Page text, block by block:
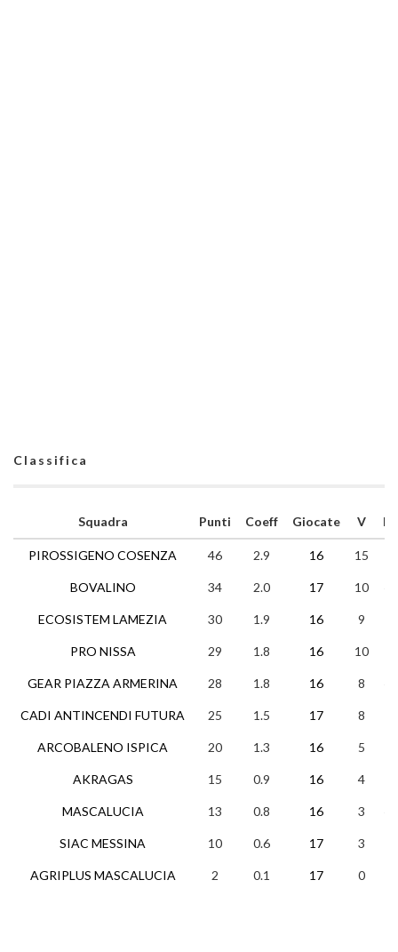
Classifica
Squadra
PIROSSIGENO COSENZA
BOVALINO
ECOSISTEM LAMEZIA
PRO NISSA
GEAR PIAZZA ARMERINA
CADI ANTINCENDI FUTURA
ARCOBALENO ISPICA
AKRAGAS
MASCALUCIA
SIAC MESSINA
AGRIPLUS MASCALUCIA
Punti Coeff Giocate V N
46 2.9 16 15
34 2.0 17 10
30 1.9 16 9
29 1.8 16 10
28 1.8 16 8
25 1.5 17 8
20 1.3 16 5
15 0.9 16 4
13 0.8 16 3
10 0.6 17 3
2 0.1 17 0